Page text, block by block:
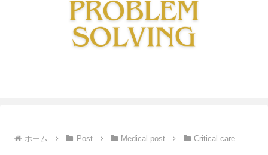
ホーム Post Medical post Critical care